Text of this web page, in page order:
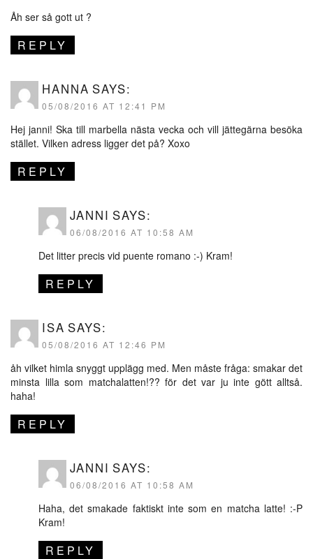
Åh ser så gott ut ?
REPLY
HANNA SAYS:
05/08/2016 AT 12:41 PM
Hej janni! Ska till marbella nästa vecka och vill jättegärna besöka
stället. Vilken adress ligger det på? Xoxo
REPLY
JANNI SAYS:
06/08/2016 AT 10:58 AM
Det litter precis vid puente romano :-) Kram!
REPLY
ISA SAYS:
05/08/2016 AT 12:46 PM
åh vilket himla snyggt upplägg med. Men måste fråga: smakar det
minsta lilla som matchalatten!?? för det var ju inte gött alltså.
haha!
REPLY
JANNI SAYS:
06/08/2016 AT 10:58 AM
Haha, det smakade faktiskt inte som en matcha latte! :-P
Kram!
REPLY